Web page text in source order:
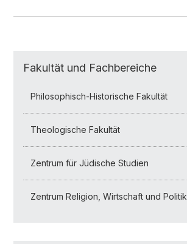
Fakultät und Fachbereiche
Philosophisch-Historische Fakultät
Theologische Fakultät
Zentrum für Jüdische Studien
Zentrum Religion, Wirtschaft und Politik